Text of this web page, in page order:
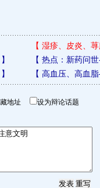
【 湿疹、皮炎、
】 【 热点：新药问
】 【 高血压、高血
地址 设为辩论话题